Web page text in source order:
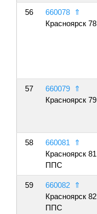
56 660078
⇑
Красноярск 78
57 660079
⇑
Красноярск 79
58 660081
⇑
Красноярск 81
ППС
59 660082
⇑
Красноярск 82
ППС